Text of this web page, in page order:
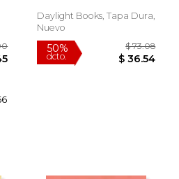
15%
Daylight Books, Tapa Dura,
Nuevo